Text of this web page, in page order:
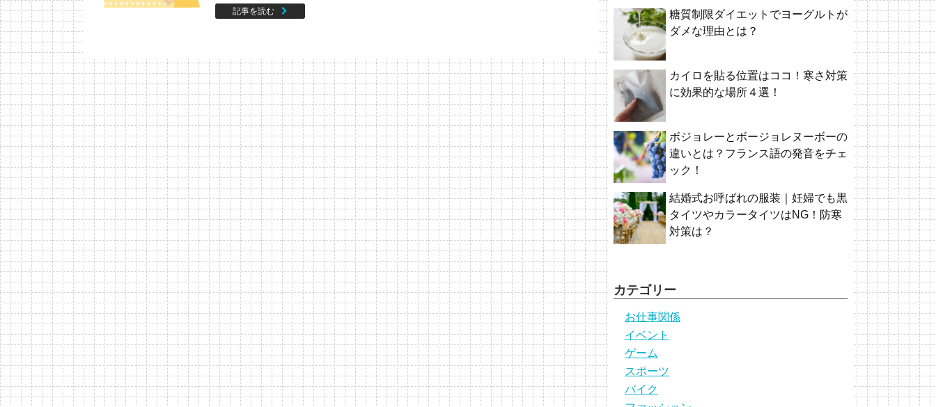
記事を読む
糖質制限ダイエットでヨーグルトが
ダメな理由とは？
カイロを貼る位置はココ！寒さ対策
に効果的な場所４選！
ボジョレーとボージョレヌーボーの
違いとは？フランス語の発音をチェ
ック！
結婚式お呼ばれの服装｜妊婦でも黒
タイツやカラータイツはNG！防寒
対策は？
カテゴリー
お仕事関係
イベント
ゲーム
スポーツ
バイク